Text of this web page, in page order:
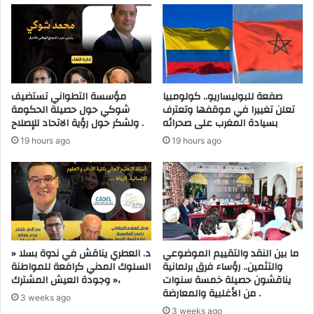
ا
ف
س
أ
ر
د
و
ن
ا
م
س
ج
م
ا
ل
م
ا
ل
م
ل
ك
ي
مؤسسة التطواني تستضيف
شوكي حول حصيلة الحكومة
ولشكر حول رؤية الاتحاد للإصلاح .
19 hours ago
صفعة للبوليساريو.. كولومبيا
تعلن تغييرا في موقفها وتعترف
بسيادة المغرب على صحرائه
19 hours ago
د. العطري يناقش في ندوة بسلا «
السلوك المدني كرافعة للمواطنة
وجودة العيش المشترك »،
3 weeks ago
ما بين النقد والتقييم الموضوعي
والتثمين.. رؤساء فرق برلمانية
يناقشون حصيلة خمسة سنوات
من الأغلبية والمعارضة .
3 weeks ago